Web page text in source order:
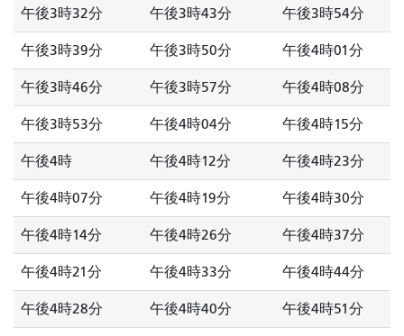
午後3時32分 午後3時43分 午後3時54分
午後3時39分 午後3時50分 午後4時01分
午後3時46分 午後3時57分 午後4時08分
午後3時53分 午後4時04分 午後4時15分
午後4時 午後4時12分 午後4時23分
午後4時07分 午後4時19分 午後4時30分
午後4時14分 午後4時26分 午後4時37分
午後4時21分 午後4時33分 午後4時44分
午後4時28分 午後4時40分 午後4時51分